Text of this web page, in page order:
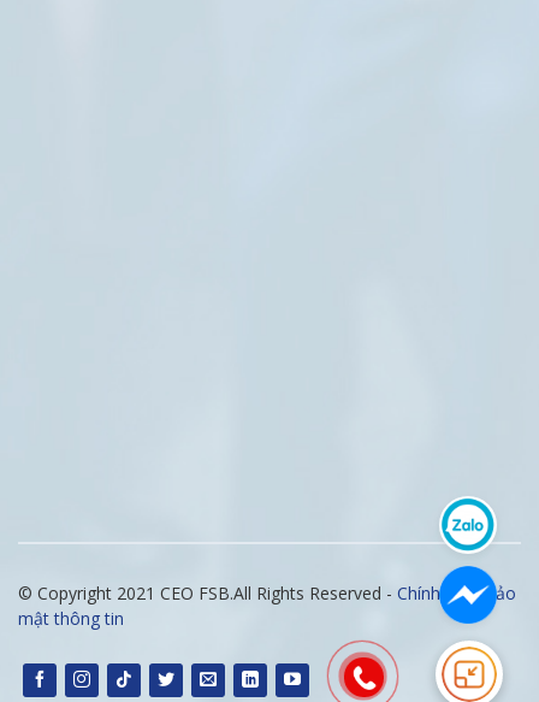
© Copyright 2021 CEO FSB.All Rights Reserved - Chính sách bảo
mật thông tin